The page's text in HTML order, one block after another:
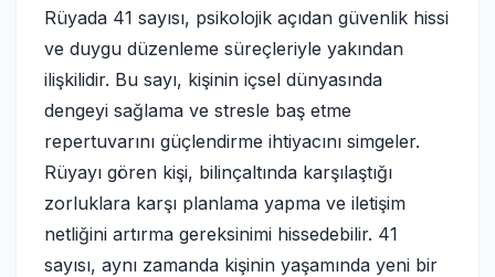
Rüyada 41 sayısı, psikolojik açıdan güvenlik hissi
ve duygu düzenleme süreçleriyle yakından
ilişkilidir. Bu sayı, kişinin içsel dünyasında
dengeyi sağlama ve stresle baş etme
repertuvarını güçlendirme ihtiyacını simgeler.
Rüyayı gören kişi, bilinçaltında karşılaştığı
zorluklara karşı planlama yapma ve iletişim
netliğini artırma gereksinimi hissedebilir. 41
sayısı, aynı zamanda kişinin yaşamında yeni bir